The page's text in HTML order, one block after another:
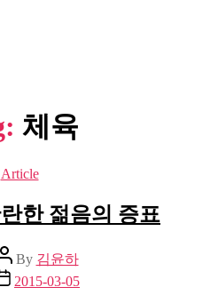
체육
Categories
Article
한 젊음의 증표
PostBy 김윤하
date
2015-03-05